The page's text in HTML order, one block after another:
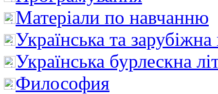
Матеріали по навчанню
Українська та зарубіжна
Українська бурлескна
Философия